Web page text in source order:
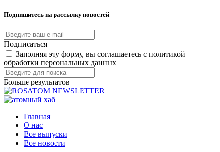
Подпишитесь на рассылку новостей
Подписаться
Заполняя эту форму, вы соглашаетесь с политикой
обработки персональных данных
Больше результатов
Главная
О нас
Все выпуски
Все новости